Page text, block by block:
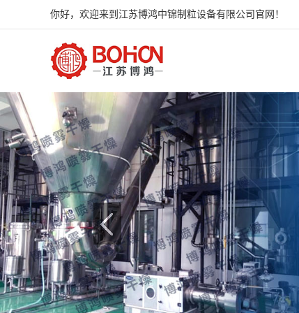
你好，欢迎来到江苏博鸿中锦制粒设备有限公司官网！